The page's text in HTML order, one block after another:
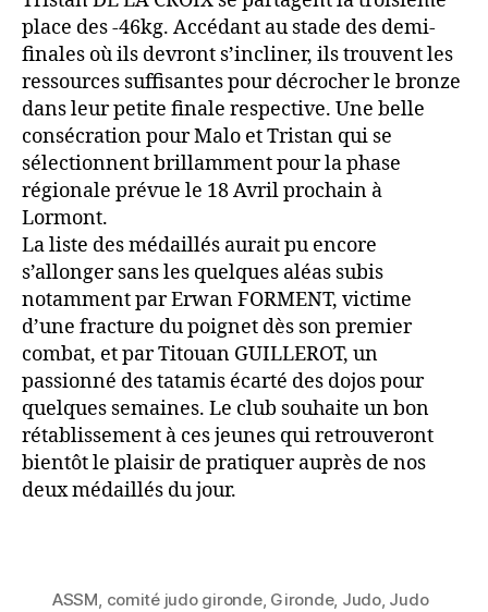
place des -46kg. Accédant au stade des demi-
finales où ils devront s’incliner, ils trouvent les
ressources suffisantes pour décrocher le bronze
dans leur petite finale respective. Une belle
consécration pour Malo et Tristan qui se
sélectionnent brillamment pour la phase
régionale prévue le 18 Avril prochain à
Lormont.
La liste des médaillés aurait pu encore
s’allonger sans les quelques aléas subis
notamment par Erwan FORMENT, victime
d’une fracture du poignet dès son premier
combat, et par Titouan GUILLEROT, un
passionné des tatamis écarté des dojos pour
quelques semaines. Le club souhaite un bon
rétablissement à ces jeunes qui retrouveront
bientôt le plaisir de pratiquer auprès de nos
deux médaillés du jour.
ASSM, comité judo gironde, Gironde, Judo, Judo